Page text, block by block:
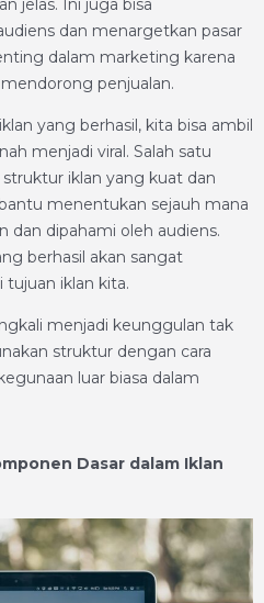
jelas. Ini juga bisa
dan menargetkan pasar
dalam marketing karena
penjualan.
yang berhasil, kita bisa ambil
menjadi viral. Salah satu
iklan yang kuat dan
menentukan sejauh mana
dan dipahami oleh audiens.
berhasil akan sangat
iklan kita.
menjadi keunggulan tak
struktur dengan cara
luar biasa dalam
Dasar dalam Iklan